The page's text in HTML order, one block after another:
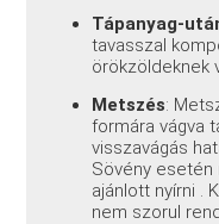
Tápanyag-
tavasszal
örökzöldeknek
Metszés:
formára vágva
visszavágás
Sövény
ajánlott nyírni .
nem szorul